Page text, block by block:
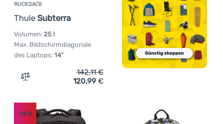
RUCKSACK
Thule Subterra
Volumen: 25 l
Max. Bildschirmdiagonale
des Laptops: 14"
Zum Vergleich 'Rucksack Thule Subterra' hinzufügen
142,11€
120,99 €
-18 %